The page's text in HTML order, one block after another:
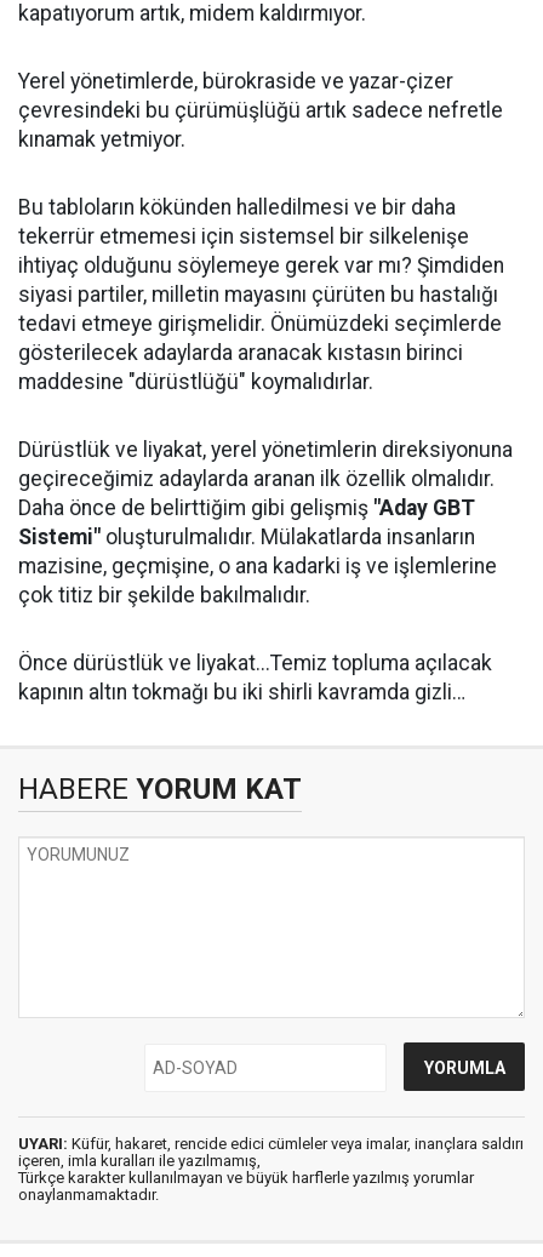
kapatıyorum artık, midem kaldırmıyor.
Yerel yönetimlerde, bürokraside ve yazar-çizer
çevresindeki bu çürümüşlüğü artık sadece nefretle
kınamak yetmiyor.
Bu tabloların kökünden halledilmesi ve bir daha
tekerrür etmemesi için sistemsel bir silkelenişe
ihtiyaç olduğunu söylemeye gerek var mı? Şimdiden
siyasi partiler, milletin mayasını çürüten bu hastalığı
tedavi etmeye girişmelidir. Önümüzdeki seçimlerde
gösterilecek adaylarda aranacak kıstasın birinci
maddesine "dürüstlüğü" koymalıdırlar.
Dürüstlük ve liyakat, yerel yönetimlerin direksiyonuna
geçireceğimiz adaylarda aranan ilk özellik olmalıdır.
Daha önce de belirttiğim gibi gelişmiş "Aday GBT
Sistemi" oluşturulmalıdır. Mülakatlarda insanların
mazisine, geçmişine, o ana kadarki iş ve işlemlerine
çok titiz bir şekilde bakılmalıdır.
Önce dürüstlük ve liyakat...Temiz topluma açılacak
kapının altın tokmağı bu iki shirli kavramda gizli…
HABERE YORUM KAT
UYARI: Küfür, hakaret, rencide edici cümleler veya imalar, inançlara saldırı
içeren, imla kuralları ile yazılmamış,
Türkçe karakter kullanılmayan ve büyük harflerle yazılmış yorumlar
onaylanmamaktadır.